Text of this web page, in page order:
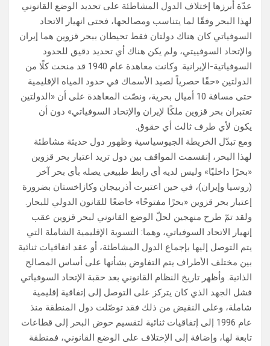
عدّة أبرزها إختلاف الدول المشاطئة على تحديد الوضع القانوني
لهذا البحر وفقًا لما يتناسب ومصالحها، فحتى انهيار الاتحاد
السوفياتي كان هناك دولتان فقط تحيطان ببحر قزوين هما إيران
والإتحاد السوفييتي، ولم يكن هناك أي تحديد دقيق للحدود
السوفياتية-الإيرانية. وكانت معاهدة عام 1940 قد منحت كلًا من
الدولتين «حقًا حصرياً لصيد الأسماك في حدود المياه الإقليمية
حتى مسافة 10 أميال بحرية، ونصّت المعاهدة على أن «الدولتين
تعتبران بحر قزوين ملكًا لإيران والإتحاد السوفياتي» دون أن
يكون لأي طرف ثالث أي حقوق.
ومع تبدّل الخريطة الجيوسياسية وظهور دول حديثة مشاطئة
لهذا البحر، إنقسمت المواقف بين دول تريد اعتبار بحر قزوين
«بحرًا داخليًا» وليس لديه أي رابط طبيعي يصله بأي بحر آخر
(روسيا وإيران)، في حين اعتبرت أذربيجان وكازاخستان بضرورة
إعتبار بحر قزوين «بحرًا مفتوحًا» خاضعًا للقانون الدولي للبحار.
ولقد تمّ طرح منهجين لحلّ الوضع القانوني لبحر قزوين عقب
إنهيار الاتحاد السوفياتي، وهما: التسوية الإقليمية الشاملة التي
يتم التوصل إليها بإجماع الدول المشاطئة، أو عقد اتفاقيات ثنائية
بين مختلف الأطراف يتم التفاوض بشأنها على أساس المصالح
الذاتية. وأظهر تاريخ النظام القانوني بعد حقبة الإتحاد السوفياتي
فشل الجهد الذي كان يتركز على التوصل إلى إتفاقية إقليمية
شاملة، وعلى النقيض من ذلك فقد توصّلت دول المنطقة منذ
عام 1996 إلى إتفاقيات ثنائية لتقسيم حوض البحر إلى قطاعات
تابعة لها، وإضافة إلى الإختلاف على الوضع القانوني، فمنطقة